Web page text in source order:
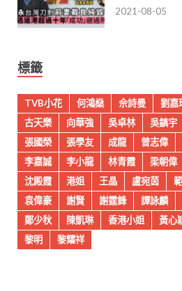
2021-08-05
標籤
TVB小花 何鴻燊 佘詩曼 劉嘉
古天樂
向華強 吳卓林 吳鎮宇
張國榮
張學友 成龍 曾志偉
李嘉誠
李小龍 林青霞 梁朝偉
沈殿霞
港姐 王晶 盧宛茵
袁偉豪
謝賢 謝霆鋒 譚詠麟
鄭少秋
陳凱琳 香港小姐 黃心
黎明
黎耀祥